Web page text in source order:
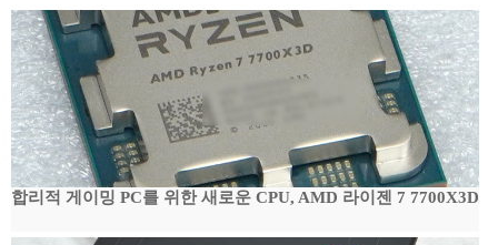
합리적 게이밍 PC를 위한 새로운 CPU, AMD 라이젠 7 7700X3D